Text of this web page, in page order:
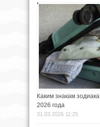
Каким знакам
2026 года
31.03.2026 11:25